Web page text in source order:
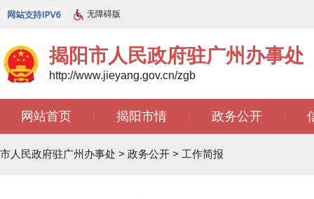
无障碍版
揭阳市人民政府驻广州办事处
http://www.jieyang.gov.cn/zgb
网站首页 揭阳市情 政务公开
文苑天地 |
市人民政府驻广州办事处 > 政务公开 > 工作简报